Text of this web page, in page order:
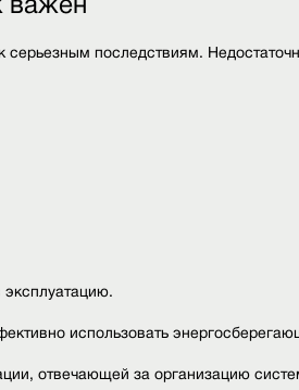
последствиям.
использовать
отвечающей за организацию